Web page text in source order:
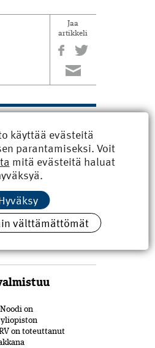
Jaa
artikkeli
Porin
on
on käytetty
on
yliopiston
on toteuttanut
käyttää evästeitä
parantamiseksi. Voit
mitä evästeitä haluat
välttämättömät